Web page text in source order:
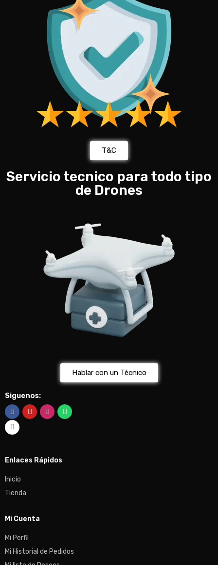
T&C
Servicio tecnico para todo tipo
de Drones
Hablar con un Técnico
Siguenos:
Enlaces Rápidos
Inicio
Tienda
Mi Cuenta
Mi Perfil
Mi Historial de Pedidos